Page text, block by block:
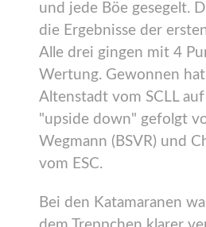
und jede Böe gesegelt.
die Ergebnisse der
Alle drei gingen mit 4
Wertung. Gewonnen
Altenstadt vom SCLL
"upside down" gefolgt
Wegmann (BSVR) und
vom ESC.
Bei den Katamaranen